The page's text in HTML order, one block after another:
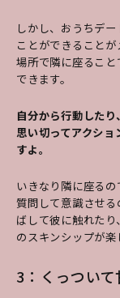
しかし、おうちデ
ことができること
場所で隣に座るこ
できます。
自分から行動したり
思い切ってアクシ
すよ。
いきなり隣に座る
質問して意識させ
ばして彼に触れた
のスキンシップが楽
3：くっついて